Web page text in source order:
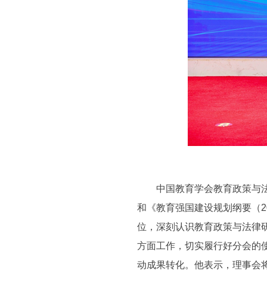
中国教育学会教育政策与法
和《教育强国建设规划纲要（
位，深刻认识教育政策与法律
方面工作，切实履行好分会的
动成果转化。他表示，理事会